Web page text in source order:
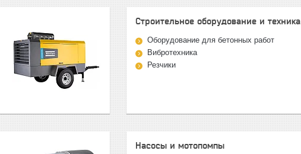
Строительное оборудование и техника
Оборудование для бетонных работ
Вибротехника
Резчики
Насосы и мотопомпы